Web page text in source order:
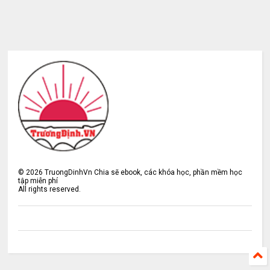
©2026 TruongDinhVn Chia sẽ ebook, các khóa học, phần mềm học
tập miễn phí
All rights reserved.